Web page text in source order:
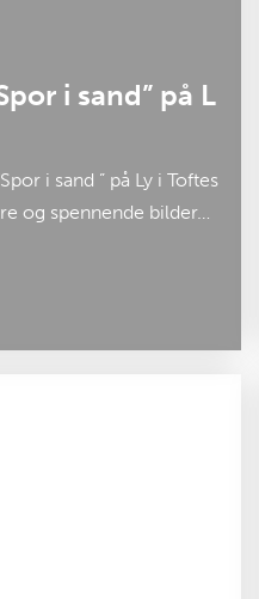
i sand” på L
i sand ” på Ly i Toftes
og spennende bilder…